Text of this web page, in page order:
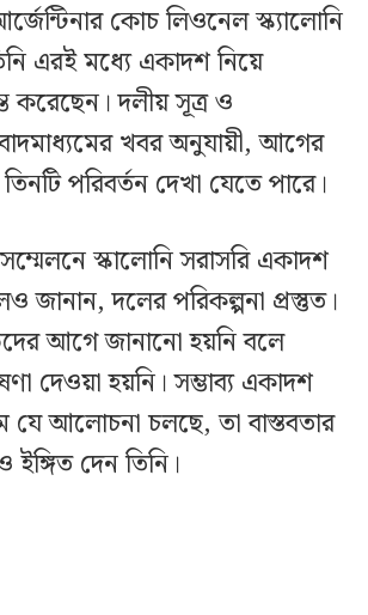
কোচ লিওনেল স্ক্যালোনি
এরই মধ্যে একাদশ নিয়ে
করেছেন। দলীয় সূত্র ও
খবর অনুযায়ী, আগের
পরিবর্তন দেখা যেতে পারে।
সম্মেলনে স্কালোনি সরাসরি একাদশ
জানান, দলের পরিকল্পনা প্রস্তুত।
আগে জানানো হয়নি বলে
দেওয়া হয়নি। সম্ভাব্য একাদশ
যে আলোচনা চলছে, তা বাস্তবতার
ইঙ্গিত দেন তিনি।